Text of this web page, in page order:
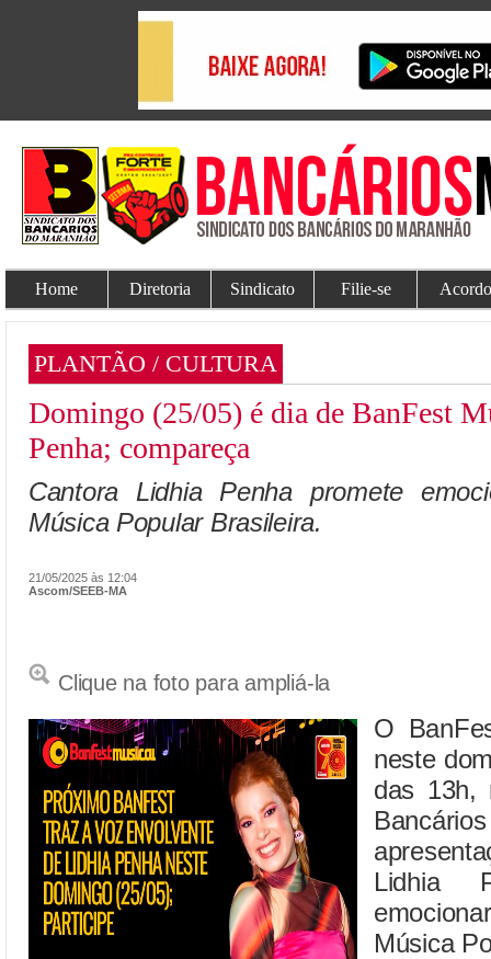
Home Diretoria Sindicato Filie-se
PLANTÃO / CULTURA
Domingo (25/05) é dia de BanFest
Penha; compareça
Cantora Lidhia Penha promete
Música Popular Brasileira.
21/05/2025 às 12:04
Ascom/SEEB-MA
Clique na foto para ampliá-la
O
neste
das 13h,
Lidhia
Música